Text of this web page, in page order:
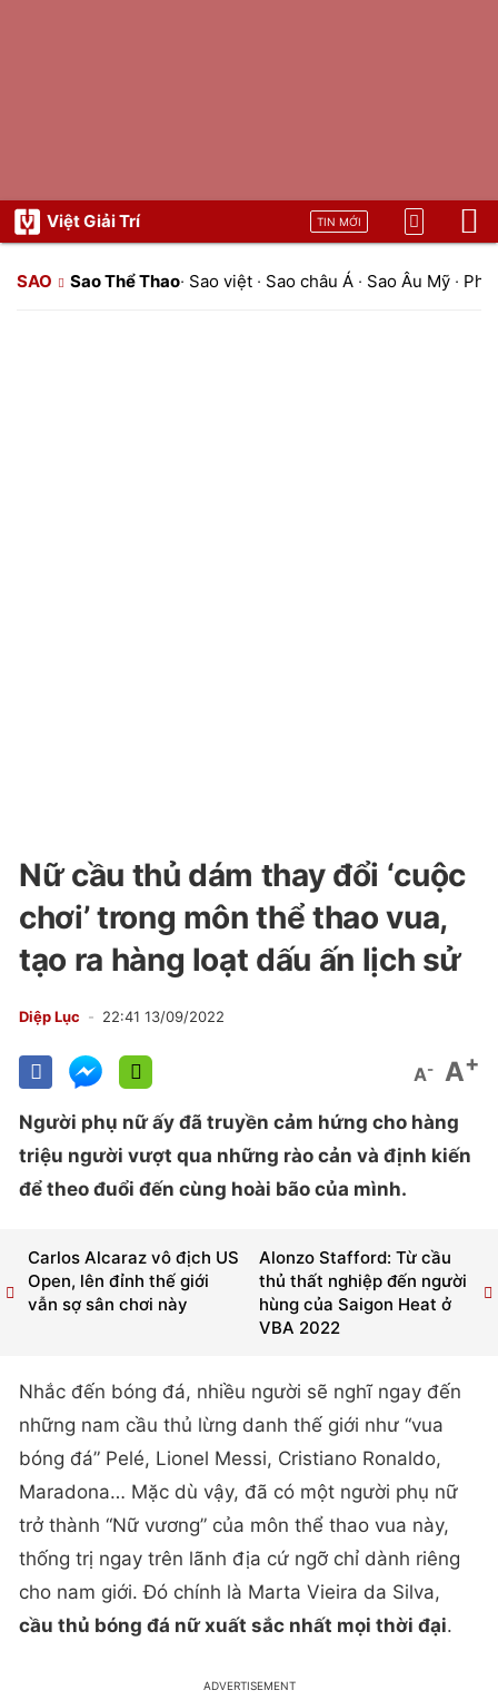
Việt Giải Trí TIN MỚI
SAO Sao Thể Thao· Sao việt · Sao châu Á · Sao Âu Mỹ ·
Nữ cầu thủ dám thay đổi ‘cuộc
chơi’ trong môn thể thao vua,
tạo ra hàng loạt dấu ấn lịch sử
Diệp Lục 22:41 13/09/2022
A- A+
Người phụ nữ ấy đã truyền cảm hứng cho hàng
triệu người vượt qua những rào cản và định kiến
để theo đuổi đến cùng hoài bão của mình.
Alonzo Stafford: Từ cầu
thủ thất nghiệp đến người
hùng của Saigon Heat ở
VBA 2022
Carlos Alcaraz vô địch US
Open, lên đỉnh thế giới
vẫn sợ sân chơi này
Nhắc đến bóng đá, nhiều người sẽ nghĩ ngay đến
những nam cầu thủ lừng danh thế giới như “vua
bóng đá” Pelé, Lionel Messi, Cristiano Ronaldo,
Maradona… Mặc dù vậy, đã có một người phụ nữ
trở thành “Nữ vương” của môn thể thao vua này,
thống trị ngay trên lãnh địa cứ ngỡ chỉ dành riêng
cho nam giới. Đó chính là Marta Vieira da Silva,
cầu thủ bóng đá nữ xuất sắc nhất mọi thời đại.